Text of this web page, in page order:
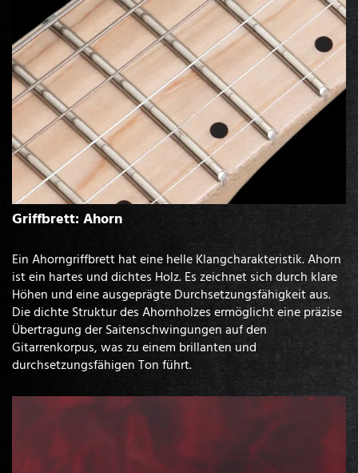
Griffbrett: Ahorn
Ein Ahorngriffbrett hat eine helle Klangcharakteristik. Ahorn
ist ein hartes und dichtes Holz. Es zeichnet sich durch klare
Höhen und eine ausgeprägte Durchsetzungsfähigkeit aus.
Die dichte Struktur des Ahornholzes ermöglicht eine präzise
Übertragung der Saitenschwingungen auf den
Gitarrenkorpus, was zu einem brillanten und
durchsetzungsfähigen Ton führt.